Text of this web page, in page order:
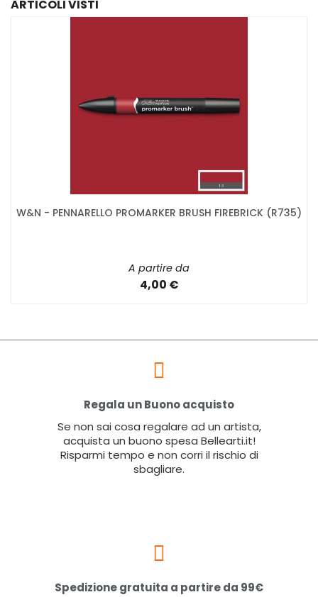
ARTICOLI VISTI
W&N - PENNARELLO PROMARKER BRUSH FIREBRICK (R735)
A partire da
4,00 €
Regala un Buono acquisto
Se non sai cosa regalare ad un artista,
acquista un buono spesa Bellearti.it!
Risparmi tempo e non corri il rischio di
sbagliare.
Spedizione gratuita a partire da 99€